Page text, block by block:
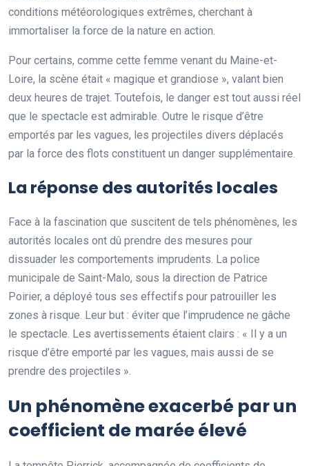
conditions météorologiques extrêmes, cherchant à
immortaliser la force de la nature en action.
Pour certains, comme cette femme venant du Maine-et-
Loire, la scène était « magique et grandiose », valant bien
deux heures de trajet. Toutefois, le danger est tout aussi réel
que le spectacle est admirable. Outre le risque d’être
emportés par les vagues, les projectiles divers déplacés
par la force des flots constituent un danger supplémentaire.
La réponse des autorités locales
Face à la fascination que suscitent de tels phénomènes, les
autorités locales ont dû prendre des mesures pour
dissuader les comportements imprudents. La police
municipale de Saint-Malo, sous la direction de Patrice
Poirier, a déployé tous ses effectifs pour patrouiller les
zones à risque. Leur but : éviter que l’imprudence ne gâche
le spectacle. Les avertissements étaient clairs : « Il y a un
risque d’être emporté par les vagues, mais aussi de se
prendre des projectiles ».
Un phénomène exacerbé par un
coefficient de marée élevé